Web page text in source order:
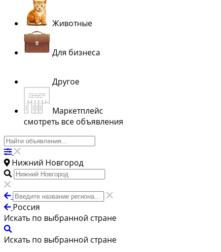
Животные
Для бизнеса
Другое
Маркетплейс
смотреть все объявления
Нижний Новгород
Россия
Искать по выбранной стране
Искать по выбранной стране